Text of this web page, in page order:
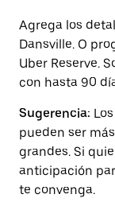
Agrega los
Dansville. O
Uber Reserve.
con hasta 90
Sugerencia:
pueden ser
grandes. Si
anticipación
te convenga.